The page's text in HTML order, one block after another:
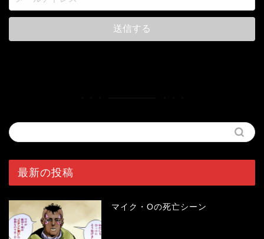
最新の投稿
マイク・Oの死亡シーン